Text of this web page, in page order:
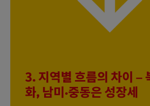
3. 지역별 흐름의 차이 –
화, 남미·중동은 성장세